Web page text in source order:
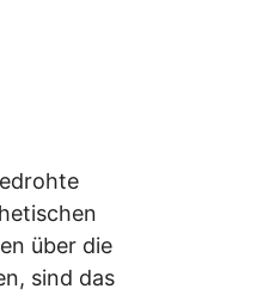
über die
sind das